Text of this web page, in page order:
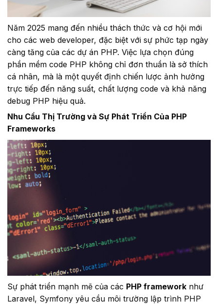
Năm 2025 mang đến nhiều thách thức và cơ hội mới
cho các web developer, đặc biệt với sự phức tạp ngày
càng tăng của các dự án PHP. Việc lựa chọn đúng
phần mềm code PHP không chỉ đơn thuần là sở thích
cá nhân, mà là một quyết định chiến lược ảnh hưởng
trực tiếp đến năng suất, chất lượng code và khả năng
debug PHP hiệu quả.
Nhu Cầu Thị Trường và Sự Phát Triển Của PHP
Frameworks
Sự phát triển mạnh mẽ của các PHP framework như
Laravel, Symfony yêu cầu môi trường lập trình PHP